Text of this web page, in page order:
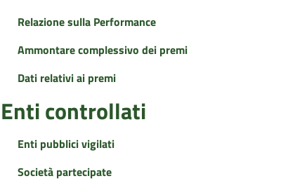
Relazione sulla Performance
Ammontare complessivo dei premi
Dati relativi ai premi
Enti controllati
Enti pubblici vigilati
Società partecipate